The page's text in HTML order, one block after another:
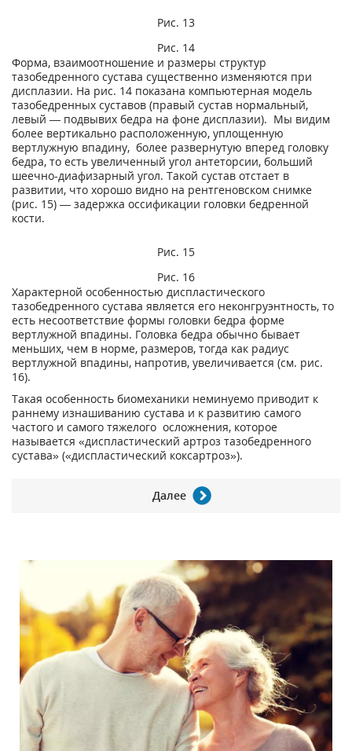
Рис. 13
Рис. 14
Форма, взаимоотношение и размеры структур
тазобедренного сустава существенно изменяются при
дисплазии. На рис. 14 показана компьютерная модель
тазобедренных суставов (правый сустав нормальный,
левый — подвывих бедра на фоне дисплазии). Мы видим
более вертикально расположенную, уплощенную
вертлужную впадину, более развернутую вперед головку
бедра, то есть увеличенный угол антеторсии, больший
шеечно-диафизарный угол. Такой сустав отстает в
развитии, что хорошо видно на рентгеновском снимке
(рис. 15) — задержка оссификации головки бедренной
кости.
Рис. 15
Рис. 16
Характерной особенностью диспластического
тазобедренного сустава является его неконгруэнтность, то
есть несоответствие формы головки бедра форме
вертлужной впадины. Головка бедра обычно бывает
меньших, чем в норме, размеров, тогда как радиус
вертлужной впадины, напротив, увеличивается (см. рис.
16).
Такая особенность биомеханики неминуемо приводит к
раннему изнашиванию сустава и к развитию самого
частого и самого тяжелого осложнения, которое
называется «диспластический артроз тазобедренного
сустава» («диспластический коксартроз»).
Далее